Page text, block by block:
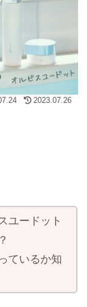
2023.07.26
ユードット
ているか知